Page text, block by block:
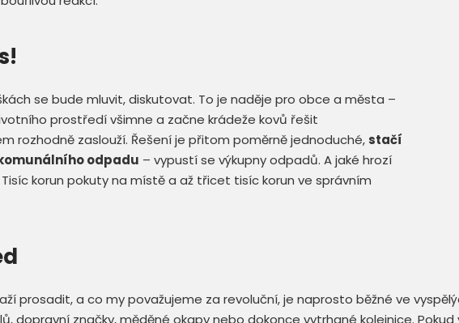
se bude mluvit, diskutovat. To je naděje pro obce a města –
prostředí všimne a začne krádeže kovů řešit
rozhodně zaslouží. Řešení je přitom poměrně jednoduché, stačí
odpadu – vypustí se výkupny odpadů. A jaké hrozí
Tisíc korun pokuty na místě a až třicet tisíc korun ve správním
prosadit, a co my považujeme za revoluční, je naprosto běžné ve